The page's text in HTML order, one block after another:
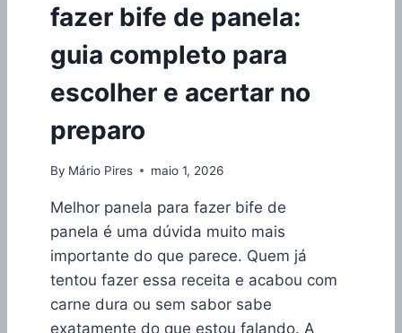
O
T
N
M
C
I
N
D
fazer bife de panela:
guia completo para
escolher e acertar no
preparo
By Mário Pires maio 1, 2026
Melhor panela para fazer bife de
panela é uma dúvida muito mais
importante do que parece. Quem já
tentou fazer essa receita e acabou com
carne dura ou sem sabor sabe
exatamente do que estou falando. A